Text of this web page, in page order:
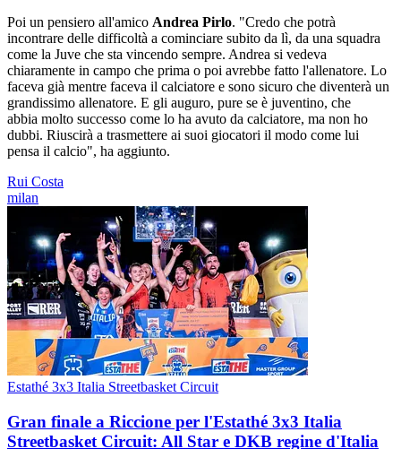
Poi un pensiero all'amico Andrea Pirlo. "Credo che potrà
incontrare delle difficoltà a cominciare subito da lì, da una squadra
come la Juve che sta vincendo sempre. Andrea si vedeva
chiaramente in campo che prima o poi avrebbe fatto l'allenatore. Lo
faceva già mentre faceva il calciatore e sono sicuro che diventerà un
grandissimo allenatore. E gli auguro, pure se è juventino, che
abbia molto successo come lo ha avuto da calciatore, ma non ho
dubbi. Riuscirà a trasmettere ai suoi giocatori il modo come lui
pensa il calcio", ha aggiunto.
Rui Costa
milan
Estathé 3x3 Italia Streetbasket Circuit
Gran finale a Riccione per l'Estathé 3x3 Italia
Streetbasket Circuit: All Star e DKB regine d'Italia